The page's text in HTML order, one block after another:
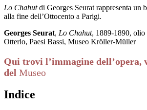
Lo Chahutdi Georges Seurat rappresenta un
alla fine dell’Ottocento a Parigi.
Georges Seurat, Lo Chahut, 1889-1890, olio
Otterlo, Paesi Bassi, Museo Kröller-Müller
Qui trovi l’immagine dell’opera,
del Museo
Indice